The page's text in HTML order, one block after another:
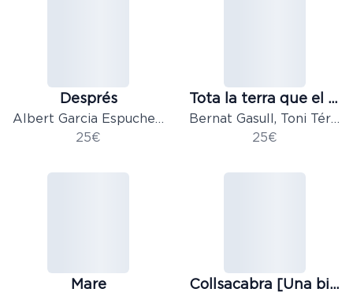
Després
Albert Garcia Espuche, Núria Rivero
25€
Tota la terra que el meu cor estima
Bernat Gasull, Toni Térmens
25€
Mare Collsacabra [Una biografia]